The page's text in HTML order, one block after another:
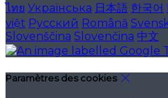
ไทย Українська 日本語 한국어
việt Русский Română
Slovenščina Slovenčina 中文
Paramètres des cookies